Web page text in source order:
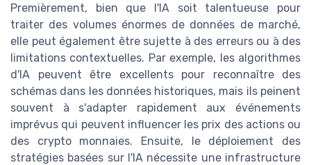
Premièrement, bien que l'IA soit talentueuse pour
traiter des volumes énormes de données de marché,
elle peut également être sujette à des erreurs ou à des
limitations contextuelles. Par exemple, les algorithmes
d'IA peuvent être excellents pour reconnaître des
schémas dans les données historiques, mais ils peinent
souvent à s'adapter rapidement aux événements
imprévus qui peuvent influencer les prix des actions ou
des crypto monnaies. Ensuite, le déploiement des
stratégies basées sur l'IA nécessite une infrastructure